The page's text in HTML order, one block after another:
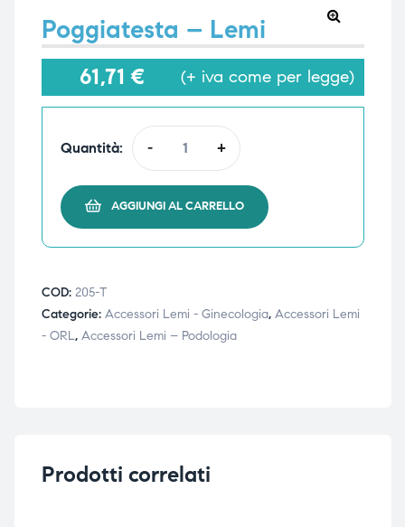
Poggiatesta – Lemi
61,71 € (+ iva come per legge)
Quantità: - +
AGGIUNGI AL CARRELLO
COD: 205-T
Categorie: Accessori Lemi - Ginecologia, Accessori Lemi
- ORL, Accessori Lemi – Podologia
Prodotti correlati